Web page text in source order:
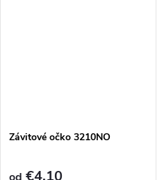
Závitové očko 3210NO